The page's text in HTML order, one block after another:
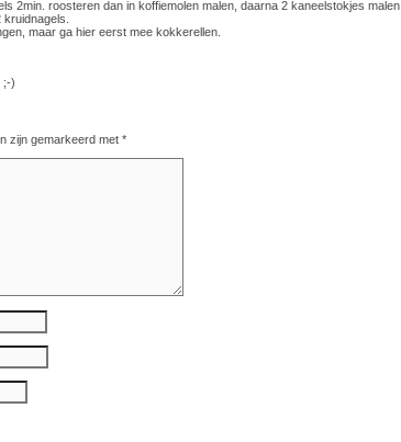
2min. roosteren dan in koffiemolen malen, daarna 2 kaneelstokjes malen
maar ga hier eerst mee kokkerellen.
;-)
zijn gemarkeerd met *